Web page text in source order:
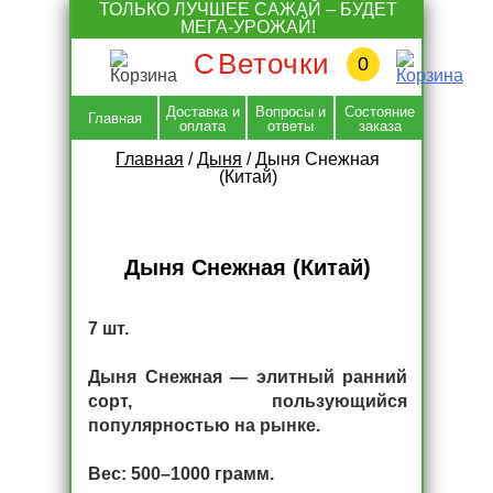
Skip
content
ТОЛЬКО ЛУЧШЕЕ САЖАЙ – БУДЕТ
МЕГА-УРОЖАЙ!
С Веточки 0
Главная
Доставка и
оплата
Вопросы и
ответы
Состояние
заказа
Главная /Дыня /Дыня Снежная
(Китай)
Дыня Снежная (Китай)
7 шт.
Дыня Снежная — элитный ранний
сорт, пользующийся
популярностью на рынке.
Вес: 500–1000 грамм.